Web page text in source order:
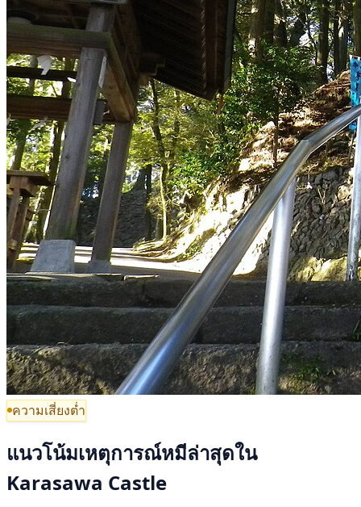
ความเสี่ยงต่ำ
แนวโน้มเหตุการณ์หมีล่าสุดใน
Karasawa Castle